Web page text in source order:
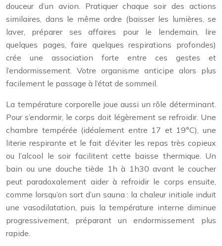
douceur d’un avion. Pratiquer chaque soir des actions
similaires, dans le même ordre (baisser les lumières, se
laver, préparer ses affaires pour le lendemain, lire
quelques pages, faire quelques respirations profondes)
crée une association forte entre ces gestes et
l’endormissement. Votre organisme anticipe alors plus
facilement le passage à l’état de sommeil.
La température corporelle joue aussi un rôle déterminant.
Pour s’endormir, le corps doit légèrement se refroidir. Une
chambre tempérée (idéalement entre 17 et 19°C), une
literie respirante et le fait d’éviter les repas très copieux
ou l’alcool le soir facilitent cette baisse thermique. Un
bain ou une douche tiède 1h à 1h30 avant le coucher
peut paradoxalement aider à refroidir le corps ensuite,
comme lorsqu’on sort d’un sauna : la chaleur initiale induit
une vasodilatation, puis la température interne diminue
progressivement, préparant un endormissement plus
rapide.